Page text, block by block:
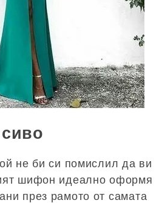
не би си помислил да ви
шифон идеално оформя
през рамото от самата